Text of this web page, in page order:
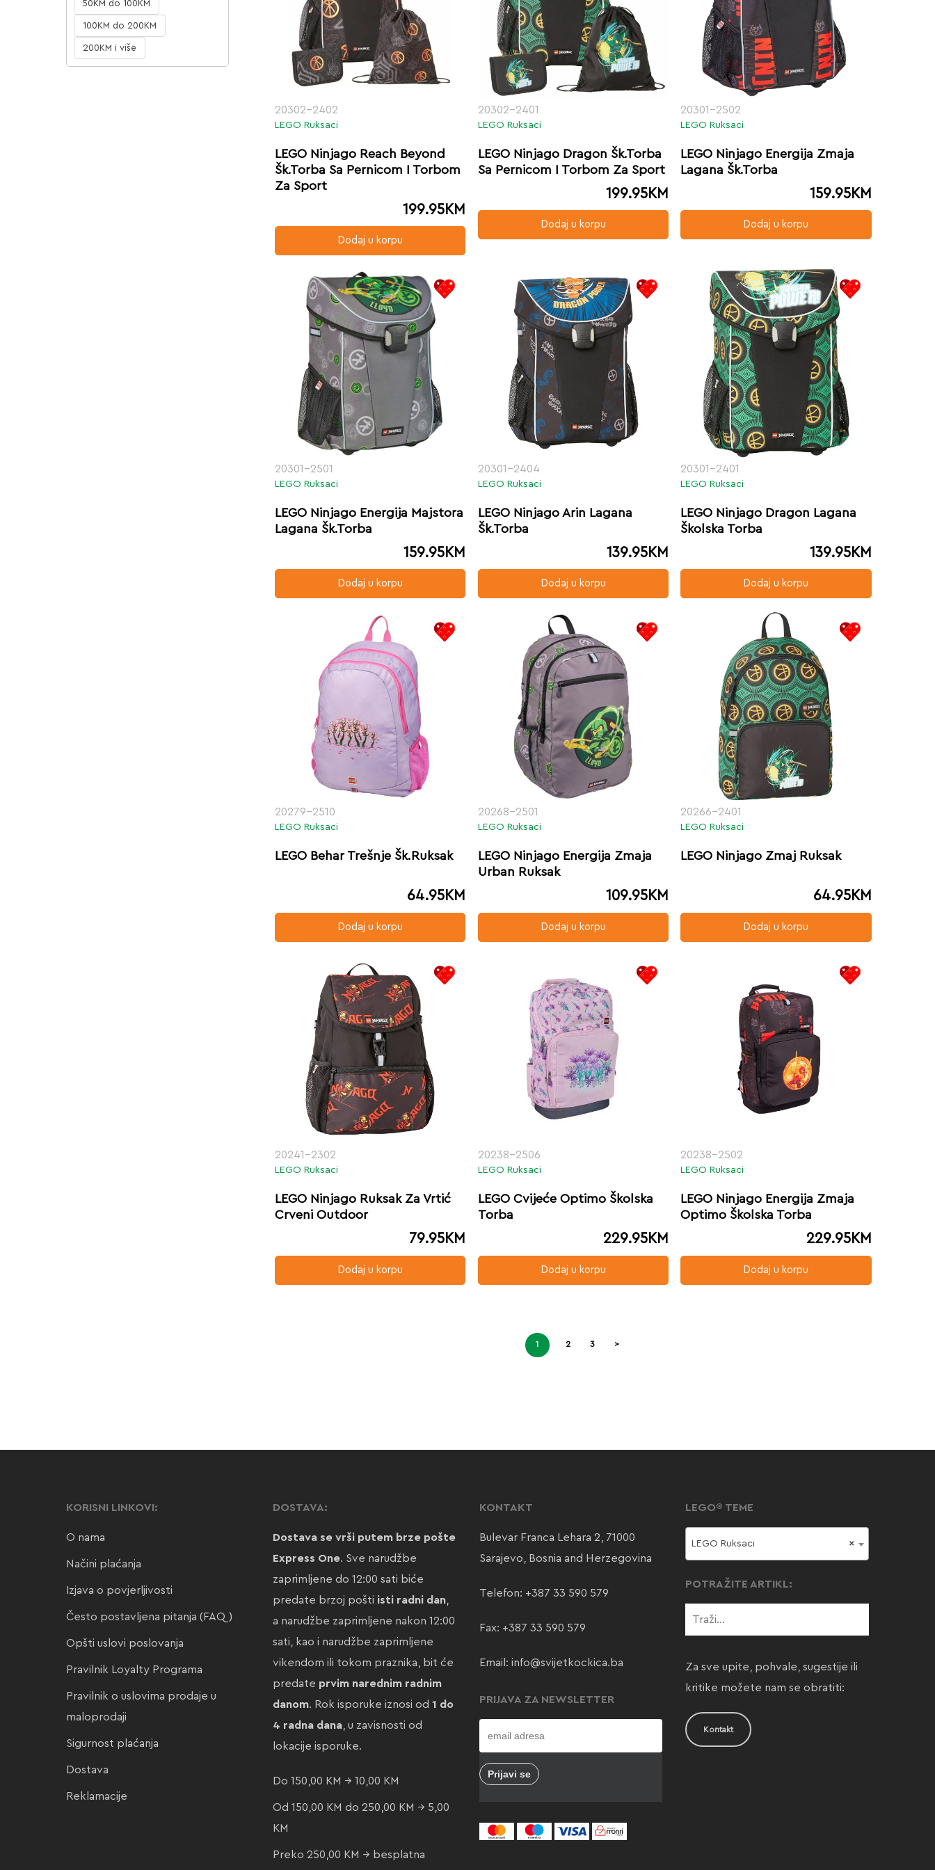
50KM do 100KM
100KM do 200KM
200KM i više
20302-2402
LEGO Ruksaci
LEGO Ninjago Reach Beyond
Šk.Torba Sa Pernicom I Torbom
Za Sport
199.95KM
Dodaj u korpu
20302-2401
LEGO Ruksaci
LEGO Ninjago Dragon Šk.Torba
Sa Pernicom I Torbom Za Sport
199.95KM
Dodaj u korpu
20301-2502
LEGO Ruksaci
LEGO Ninjago Energija Zmaja
Lagana Šk.Torba
159.95KM
Dodaj u korpu
20301-2501
LEGO Ruksaci
LEGO Ninjago Energija Majstora
Lagana Šk.Torba
159.95KM
Dodaj u korpu
20301-2404
LEGO Ruksaci
LEGO Ninjago Arin Lagana
Šk.Torba
139.95KM
Dodaj u korpu
20301-2401
LEGO Ruksaci
LEGO Ninjago Dragon Lagana
Školska Torba
139.95KM
Dodaj u korpu
20279-2510
LEGO Ruksaci
LEGO Behar Trešnje Šk.Ruksak
64.95KM
Dodaj u korpu
20268-2501
LEGO Ruksaci
LEGO Ninjago Energija Zmaja
Urban Ruksak
109.95KM
Dodaj u korpu
20266-2401
LEGO Ruksaci
LEGO Ninjago Zmaj Ruksak
64.95KM
Dodaj u korpu
20241-2302
LEGO Ruksaci
LEGO Ninjago Ruksak Za Vrtić
Crveni Outdoor
79.95KM
Dodaj u korpu
20238-2506
LEGO Ruksaci
LEGO Cvijeće Optimo Školska
Torba
229.95KM
Dodaj u korpu
20238-2502
LEGO Ruksaci
LEGO Ninjago Energija Zmaja
Optimo Školska Torba
229.95KM
Dodaj u korpu
1 2 3 >
KORISNI LINKOVI:
O nama
Načini plaćanja
Izjava o povjerljivosti
Često postavljena pitanja (FAQ)
Opšti uslovi poslovanja
Pravilnik Loyalty Programa
Pravilnik o uslovima prodaje u
maloprodaji
Sigurnost plaćanja
Dostava
Reklamacije
DOSTAVA:
Dostava se vrši putem brze pošte
Express One. Sve narudžbe
zaprimljene do 12:00 sati biće
predate brzoj pošti isti radni dan,
a narudžbe zaprimljene nakon 12:00
sati, kao i narudžbe zaprimljene
vikendom ili tokom praznika, bit će
predate prvim narednim radnim
danom. Rok isporuke iznosi od 1 do
4 radna dana, u zavisnosti od
lokacije isporuke.
Do 150,00 KM → 10,00 KM
Od 150,00 KM do 250,00 KM → 5,00
KM
Preko 250,00 KM → besplatna
KONTAKT
Bulevar Franca Lehara 2, 71000
Sarajevo, Bosnia and Herzegovina
Telefon: +387 33 590 579
Fax: +387 33 590 579
Email: info@svijetkockica.ba
PRIJAVA ZA NEWSLETTER
LEGO® TEME
×
LEGO Ruksaci
POTRAŽITE ARTIKL:
Za sve upite, pohvale, sugestije ili
kritike možete nam se obratiti:
Kontakt